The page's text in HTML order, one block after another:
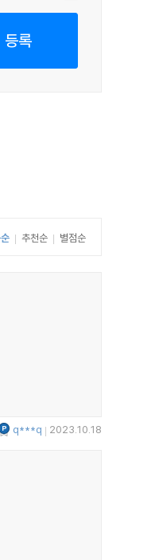
등록
| 추천순 | 별점순
q***q | 2023.10.18